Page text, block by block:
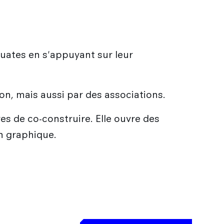
en s'appuyant sur leur
mais aussi par des associations.
de co-construire. Elle ouvre des
graphique.